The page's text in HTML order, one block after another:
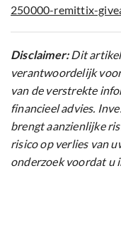
250000-remittix-
Disclaimer:Dit artikel
verantwoordelijk
van de verstrekte
financieel advies.
brengt aanzienlijke
risico op verlies van
onderzoek voordat u